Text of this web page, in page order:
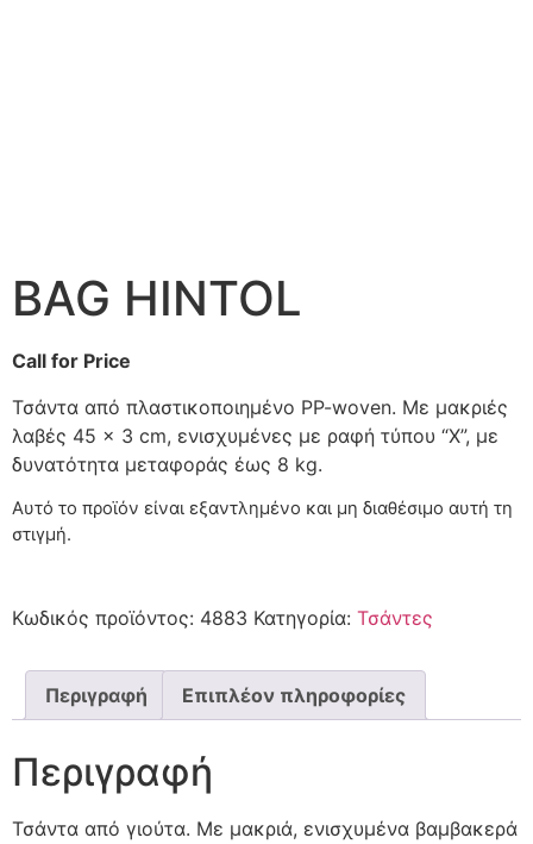
BAG HINTOL
Call for Price
Τσάντα από πλαστικοποιημένο PP-woven. Με μακριές
λαβές 45 × 3 cm, ενισχυμένες με ραφή τύπου “X”, με
δυνατότητα μεταφοράς έως 8 kg.
Αυτό το προϊόν είναι εξαντλημένο και μη διαθέσιμο αυτή τη
στιγμή.
Κωδικός προϊόντος: 4883 Κατηγορία: Τσάντες
Περιγραφή Επιπλέον πληροφορίες
Περιγραφή
Τσάντα από γιούτα. Με μακριά, ενισχυμένα βαμβακερά